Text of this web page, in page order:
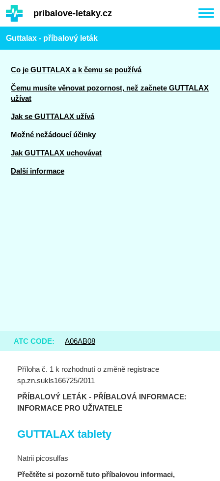
Hauptinhalt
pribalove-letaky.cz
Guttalax - příbalový leták
Co je GUTTALAX a k čemu se používá
Čemu musíte věnovat pozornost, než začnete GUTTALAX
užívat
Jak se GUTTALAX užívá
Možné nežádoucí účinky
Jak GUTTALAX uchovávat
Další informace
ATC CODE: A06AB08
Příloha č. 1 k rozhodnutí o změně registrace
sp.zn.sukls166725/2011
PŘÍBALOVÝ LETÁK - PŘÍBALOVÁ INFORMACE:
INFORMACE PRO UŽIVATELE
GUTTALAX tablety
Natrii picosulfas
Přečtěte si pozorně tuto příbalovou informaci,